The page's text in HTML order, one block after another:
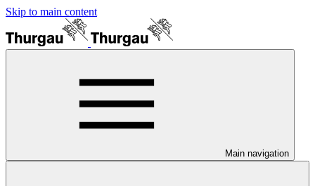
Skip to main content
Main navigation